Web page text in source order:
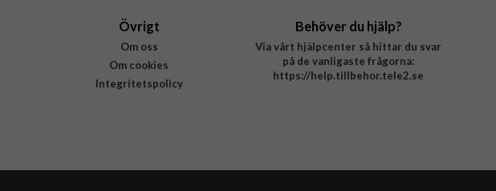
Övrigt
Om oss
Om cookies
Integritetspolicy
Behöver du hjälp?
Via vårt hjälpcenter så hittar du svar
på de vanligaste frågorna:
https://help.tillbehor.tele2.se